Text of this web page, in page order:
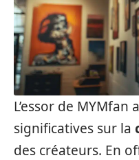
L’essor de
significatives sur la
des créateurs. En